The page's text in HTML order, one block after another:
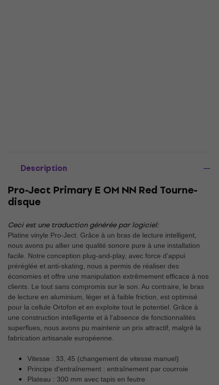
Description
Pro-Ject Primary E OM NN Red Tourne-
disque
Ceci est une traduction générée par logiciel:
Platine vinyle Pro-Ject. Grâce à un bras de lecture intelligent,
nous avons pu allier une qualité sonore pure à une installation
facile. Notre conception plug-and-play, avec force d'appui
préréglée et anti-skating, nous a permis de réaliser des
économies et offre une manipulation extrêmement efficace à nos
clients. Le tout sans compromis sur le son. Au contraire, le bras
de lecture en aluminium, léger et à faible friction, est optimisé
pour la cellule Ortofon et en exploite tout le potentiel. Grâce à
une construction intelligente et à l'absence de fonctionnalités
superflues, nous avons pu maintenir un prix attractif, malgré la
fabrication artisanale européenne.
Vitesse : 33, 45 (changement de vitesse manuel)
Principe d'entraînement : entraînement par courroie
Plateau : 300 mm avec tapis en feutre